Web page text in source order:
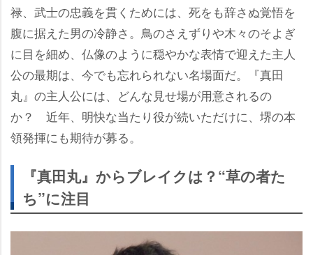
禄、武士の忠義を貫くためには、死をも辞さぬ覚悟を
腹に据えた男の冷静さ。鳥のさえずりや木々のそよぎ
に目を細め、仏像のように穏やかな表情で迎えた主人
公の最期は、今でも忘れられない名場面だ。『真田
丸』の主人公には、どんな見せ場が用意されるの
か？ 近年、明快な当たり役が続いただけに、堺の本
領発揮にも期待が募る。
『真田丸』からブレイクは？“草の者た
ち”に注目